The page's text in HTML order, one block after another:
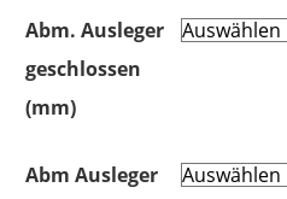
Abm. Ausleger
geschlossen
(mm)
Abm Ausleger